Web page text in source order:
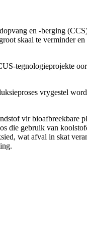
en -berging
skaal te verminder
tegnologieprojekte
vrygestel
vir bioafbreekbare
die gebruik van
wat afval in skat